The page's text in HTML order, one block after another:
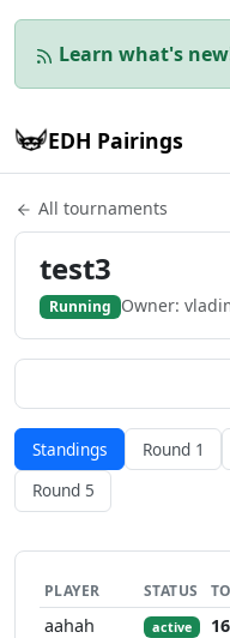
Learn what's
EDH Pairings
All tournaments
test3
Running Owner:
Standings Round 1
Round 5
PLAYER STATUS
aahah active 16